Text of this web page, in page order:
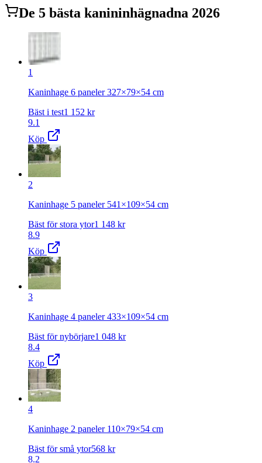
De 5 bästa kanininhägnadna 2026
1
Kaninhage 6 paneler 327×79×54 cm
Bäst i test1 152 kr
9.1
Köp
2
Kaninhage 5 paneler 541×109×54 cm
Bäst för stora ytor1 148 kr
8.9
Köp
3
Kaninhage 4 paneler 433×109×54 cm
Bäst för nybörjare1 048 kr
8.4
Köp
4
Kaninhage 2 paneler 110×79×54 cm
Bäst för små ytor568 kr
8.2